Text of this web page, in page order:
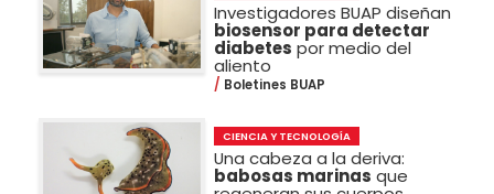
Investigadores BUAP diseñan
biosensor para detectar
diabetes por medio del
aliento
Boletines BUAP
CIENCIA Y TECNOLOGÍA
Una cabeza a la deriva:
babosas marinas que